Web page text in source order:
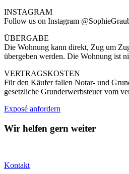
INSTAGRAM
Follow us on Instagram
ÜBERGABE
Die Wohnung kann direkt, Zug um
übergeben werden. Die Wohnung ist
VERTRAGSKOSTEN
Für den Käufer fallen Notar- und
gesetzliche Grunderwerbsteuer vom
Exposé anfordern
Wir helfen gern weiter
Kontakt